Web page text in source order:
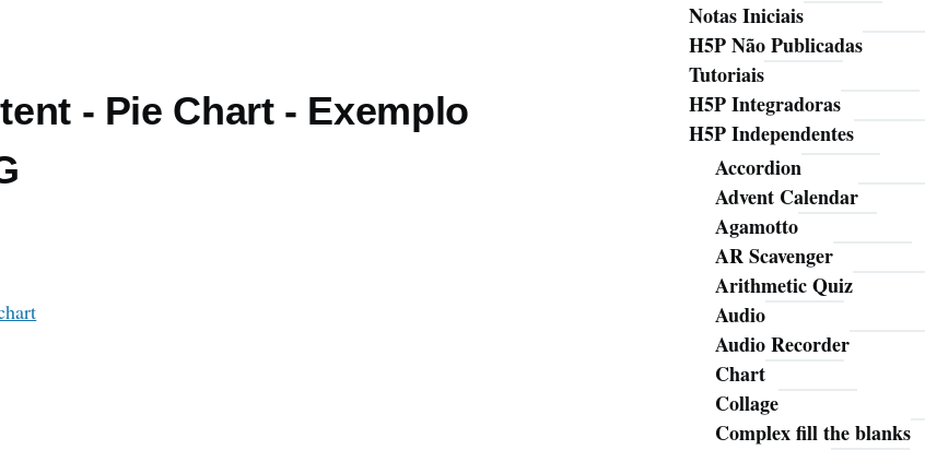
- Pie Chart - Exemplo
Notas Iniciais
H5P Não Publicadas
Tutoriais
H5P Integradoras
H5P Independentes
Accordion
Advent Calendar
Agamotto
AR Scavenger
Arithmetic Quiz
Audio
Audio Recorder
Chart
Collage
Complex fill the blanks